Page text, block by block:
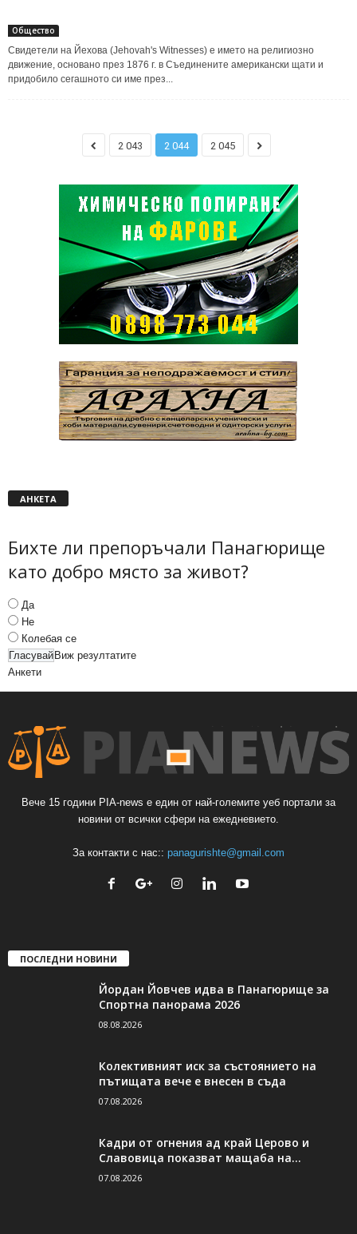
Общество
Свидетели на Йехова (Jehovah's Witnesses) е името на религиозно
движение, основано през 1876 г. в Съединените американски щати и
придобило сегашното си име през...
2 043 2 044 2 045
АНКЕТА
Бихте ли препоръчали Панагюрище
като добро място за живот?
Да
Не
Колебая се
Виж резултатите
Анкети
Вече 15 години PIA-news е един от най-големите уеб портали за
новини от всички сфери на ежедневието.
За контакти с нас:: panagurishte@gmail.com
ПОСЛЕДНИ НОВИНИ
Йордан Йовчев идва в Панагюрище за
Спортна панорама 2026
08.08.2026
Колективният иск за състоянието на
пътищата вече е внесен в съда
07.08.2026
Кадри от огнения ад край Церово и
Славовица показват мащаба на...
07.08.2026